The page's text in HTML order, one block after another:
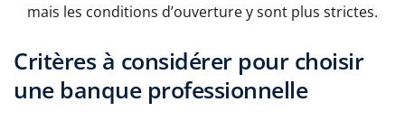
mais les conditions d’ouverture y sont plus strictes.
Critères à considérer pour choisir
une banque professionnelle